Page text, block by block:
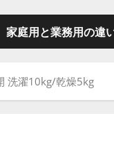
家庭用と業務用の違
洗濯10kg/乾燥5kg